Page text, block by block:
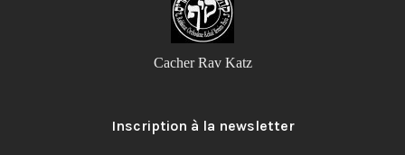
Cacher Rav Katz
Inscription à la newsletter